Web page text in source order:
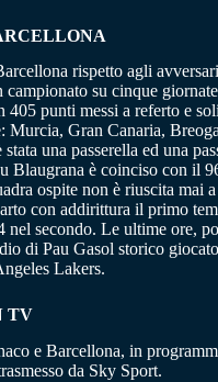
rispetto agli
su cinque
405 punti messi a referto e
Murcia, Gran Canaria,
una passerella ed una
Blaugrana è coinciso con il
ospite non è riuscita mai
con addirittura il primo
nel secondo. Le ultime ore,
di Pau Gasol storico
Lakers.
TV
e Barcellona, in
da Sky Sport.